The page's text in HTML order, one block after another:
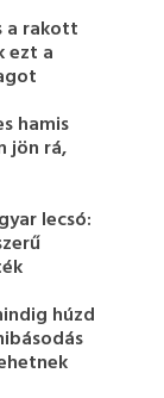
a rakott
ezt a
hamis
jön rá,
lecsó:
húzd